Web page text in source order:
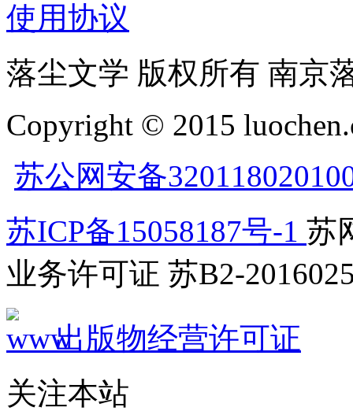
使用协议
落尘文学 版权所有 南京
Copyright © 2015
苏公网安备
苏ICP备15058187号-1 苏
业务许可证 苏B2-
出版物经营许可证
关注本站